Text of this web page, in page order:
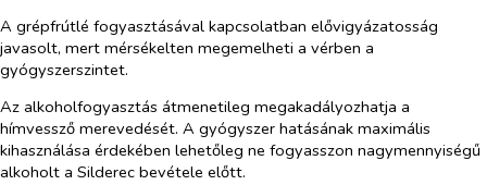
A grépfrútlé fogyasztásával kapcsolatban elővigyázatosság
javasolt, mert mérsékelten megemelheti a vérben a
gyógyszerszintet.
Az alkoholfogyasztás átmenetileg megakadályozhatja a
hímvessző merevedését. A gyógyszer hatásának maximális
kihasználása érdekében lehetőleg ne fogyasszon nagymennyiségű
alkoholt a Silderec bevétele előtt.